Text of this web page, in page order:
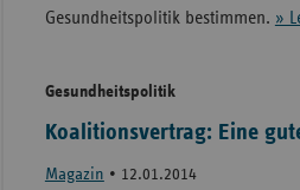
Gesundheitspolitik bestimmen. »
Gesundheitspolitik
Koalitionsvertrag: Eine
Magazin • 12.01.2014